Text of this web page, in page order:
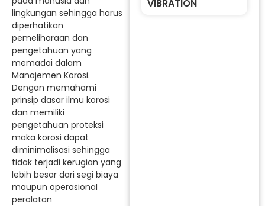
lingkungan sehingga harus
diperhatikan
pemeliharaan dan
pengetahuan yang
memadai dalam
Manajemen Korosi.
Dengan memahami
prinsip dasar ilmu korosi
dan memiliki
pengetahuan proteksi
maka korosi dapat
diminimalisasi sehingga
tidak terjadi kerugian yang
lebih besar dari segi biaya
maupun operasional
peralatan
VIBRATION